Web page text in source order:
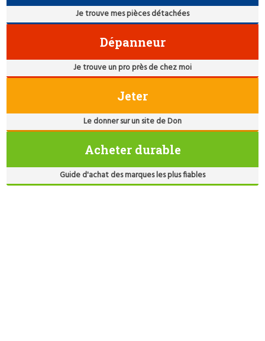
Je trouve mes pièces détachées
Dépanneur
Je trouve un pro près de chez moi
Jeter
Le donner sur un site de Don
Acheter durable
Guide d'achat des marques les plus fiables